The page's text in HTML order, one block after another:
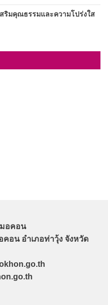
ริมคุณธรรมและความโปร่งใส
อคอน
คอน อำเภอท่าวุ้ง จังหวัด